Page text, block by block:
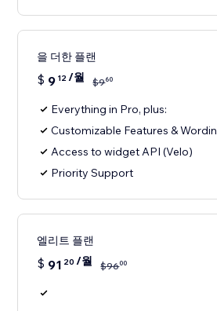
을 더한 플랜
$ 9 12/월 $960
Everything in Pro, plus:
Customizable Features &
Access to widget API (Velo)
Priority Support
엘리트 플랜
$ 91 20 /월 $9600